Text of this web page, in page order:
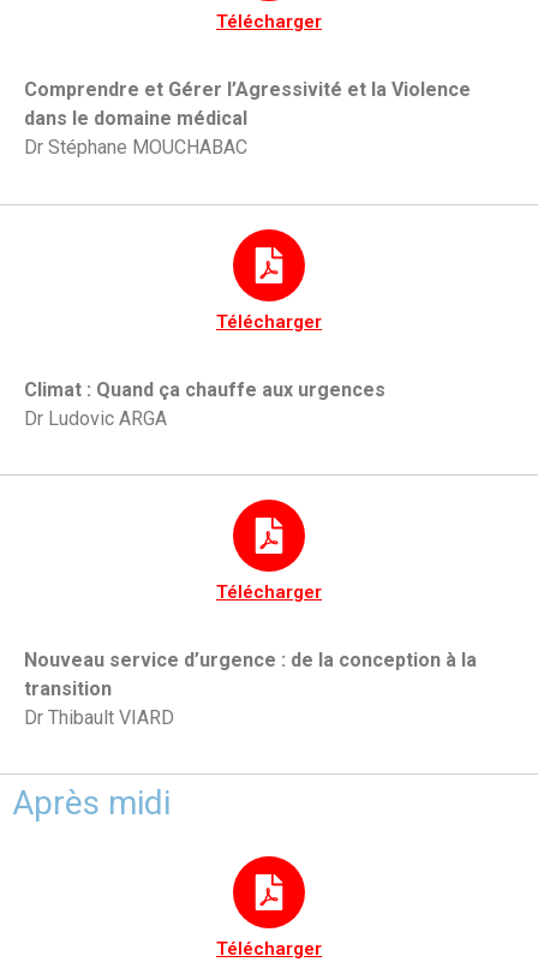
Télécharger
Comprendre et Gérer l’Agressivité et la Violence
dans le domaine médical
Dr Stéphane MOUCHABAC
Télécharger
Climat : Quand ça chauffe aux urgences
Dr Ludovic ARGA
Télécharger
Nouveau service d’urgence : de la conception à la
transition
Dr Thibault VIARD
Après midi
Télécharger